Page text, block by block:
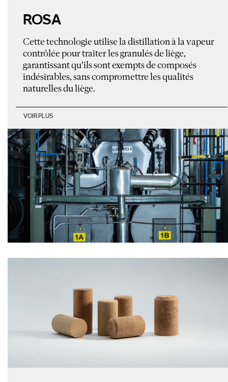
ROSA
Cette technologie utilise la distillation à la vapeur
contrôlée pour traiter les granulés de liège,
garantissant qu'ils sont exempts de composés
indésirables, sans compromettre les qualités
naturelles du liège.
VOIR PLUS